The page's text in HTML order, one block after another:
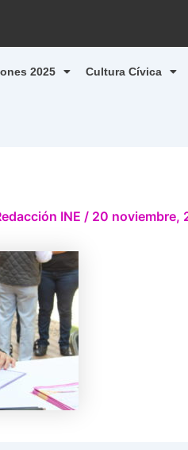
2025 Cultura Cívica
INE / 20 noviembre,